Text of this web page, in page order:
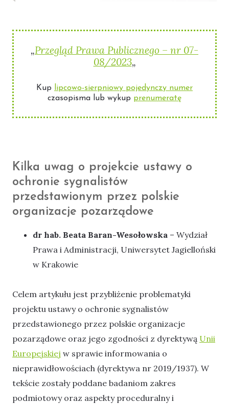
„Przegląd Prawa Publicznego – nr 07-
08/2023„
Kup
lipcowo-sierpniowy pojedynczy numer
czasopisma lub wykup prenumeratę
Kilka uwag o projekcie ustawy o
ochronie sygnalistów
przedstawionym przez polskie
organizacje pozarządowe
dr hab. Beata Baran-Wesołowska – Wydział
Prawa i Administracji, Uniwersytet Jagielloński
w Krakowie
Celem artykułu jest przybliżenie problematyki
projektu ustawy o ochronie sygnalistów
przedstawionego przez polskie organizacje
pozarządowe oraz jego zgodności z dyrektywą Unii
Europejskiej w sprawie informowania o
nieprawidłowościach (dyrektywa nr 2019/1937). W
tekście zostały poddane badaniom zakres
podmiotowy oraz aspekty proceduralny i